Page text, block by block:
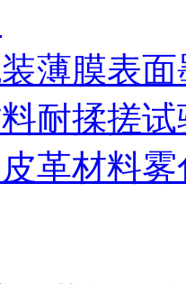
薄膜表
耐揉搓
革材料